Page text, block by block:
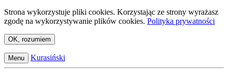
Strona wykorzystuje pliki cookies. Korzystając ze strony wyrażasz
zgodę na wykorzystywanie plików cookies. Polityka prywatności
OK, rozumiem
Menu Kurasiński